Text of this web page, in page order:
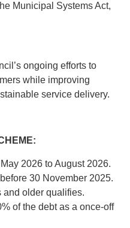
Municipal Systems Act,
ongoing efforts to
while improving
service delivery.
2026 to August 2026.
30 November 2025.
and older qualifies.
of the debt as a once-off